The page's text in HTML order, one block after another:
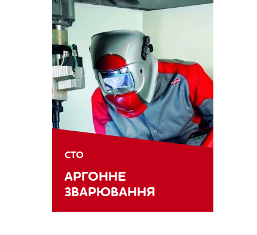
СТО
АРГОННЕ
ЗВАРЮВАННЯ